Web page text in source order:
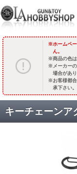
ホームペ
ん。
商品の色
メーカー
場合があり
お客様都
承下さい。